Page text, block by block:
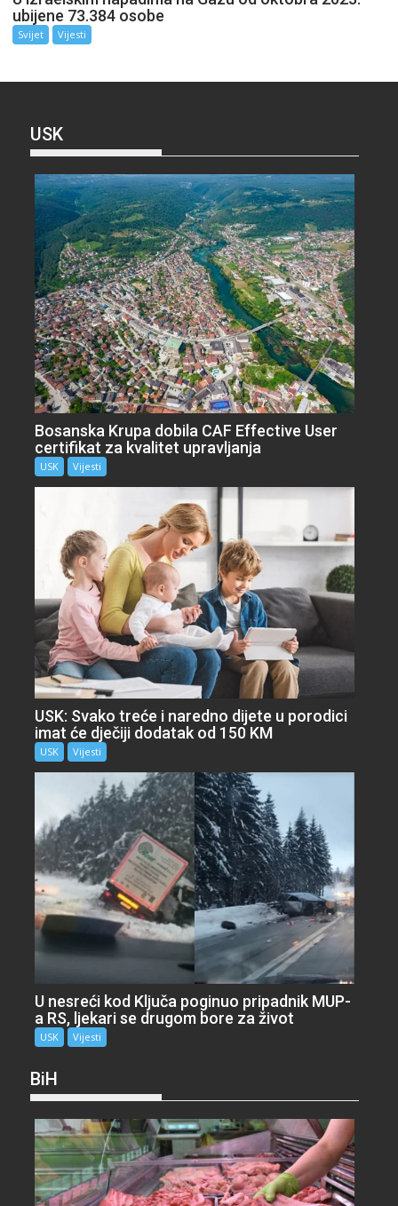
ubijene 73.384 osobe
Svijet Vijesti
USK
Bosanska Krupa dobila CAF Effective User
certifikat za kvalitet upravljanja
USK Vijesti
USK: Svako treće i naredno dijete u porodici
imat će dječiji dodatak od 150 KM
USK Vijesti
U nesreći kod Ključa poginuo pripadnik MUP-
a RS, ljekari se drugom bore za život
USK Vijesti
BiH